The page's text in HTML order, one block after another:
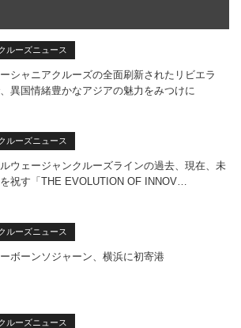
ルーズニュース
シャニアクルーズの全面刷新されたリビエラ
異国情緒豊かなアジアの魅力をみつけに
ルーズニュース
ルウェージャンクルーズラインの過去、現在、未
祝す「THE EVOLUTION OF INNOV…
ルーズニュース
ボーンソジャーン、横浜に初寄港
ルーズニュース